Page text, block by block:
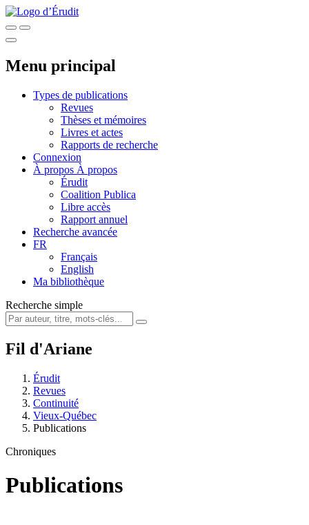
Menu principal
Types de publications
Revues
Thèses et mémoires
Livres et actes
Rapports de recherche
Connexion
À propos À propos
Érudit
Coalition Publica
Libre accès
Rapport annuel
Recherche avancée
FR
Français
English
Ma bibliothèque
Recherche simple
Fil d'Ariane
Érudit
Revues
Continuité
Vieux-Québec
Publications
Chroniques
Publications